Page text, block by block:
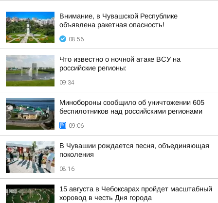
Внимание, в Чувашской Республике
объявлена ракетная опасность!
08:56
Что известно о ночной атаке ВСУ на
российские регионы:
09:34
Минобороны сообщило об уничтожении 605
беспилотников над российскими регионами
09:06
В Чувашии рождается песня, объединяющая
поколения
08:16
15 августа в Чебоксарах пройдет масштабный
хоровод в честь Дня города